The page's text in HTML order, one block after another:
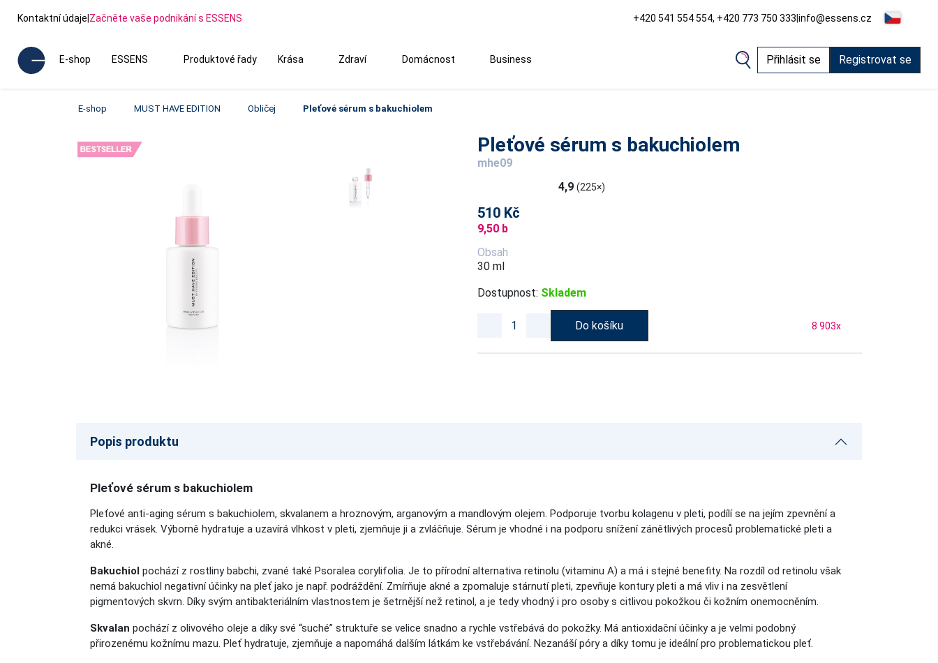
Kontaktní údaje|Začněte vaše podnikání s ESSENS +420 541 554 554, +420 773 750 333|info@essens.cz
E-shop ESSENS Produktové řady Krása Zdraví Domácnost Business Přihlásit se Registrovat se
E-shop MUST HAVE EDITION Obličej Pleťové sérum s bakuchiolem
Pleťové sérum s bakuchiolem
mhe09
4,9 (225×)
510 Kč
9,50 b
Obsah
30 ml
Dostupnost: Skladem
Do košíku 8 903x
Popis produktu
Pleťové sérum s bakuchiolem
Pleťové anti-aging sérum s bakuchiolem, skvalanem a hroznovým, arganovým a mandlovým olejem. Podporuje tvorbu kolagenu v pleti, podílí se na jejím zpevnění a
redukci vrásek. Výborně hydratuje a uzavírá vlhkost v pleti, zjemňuje ji a zvláčňuje. Sérum je vhodné i na podporu snížení zánětlivých procesů problematické pleti a
akné.
Bakuchiol pochází z rostliny babchi, zvané také Psoralea corylifolia. Je to přírodní alternativa retinolu (vitaminu A) a má i stejné benefity. Na rozdíl od retinolu však
nemá bakuchiol negativní účinky na pleť jako je např. podráždění. Zmírňuje akné a zpomaluje stárnutí pleti, zpevňuje kontury pleti a má vliv i na zesvětlení
pigmentových skvrn. Díky svým antibakteriálním vlastnostem je šetrnější než retinol, a je tedy vhodný i pro osoby s citlivou pokožkou či kožním onemocněním.
Skvalan pochází z olivového oleje a díky své “suché” struktuře se velice snadno a rychle vstřebává do pokožky. Má antioxidační účinky a je velmi podobný
přirozenému kožnímu mazu. Pleť hydratuje, zjemňuje a napomáhá dalším látkám ke vstřebávání. Nezanáší póry a díky tomu je ideální pro problematickou pleť.